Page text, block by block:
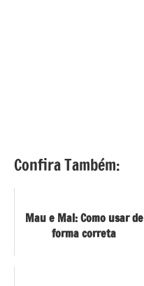
Confira Também:
Mau e Mal: Como usar de
forma correta